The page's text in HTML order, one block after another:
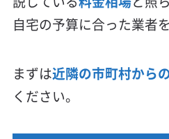
自宅の予算に合った業者
まずは近隣の市町村から
ください。